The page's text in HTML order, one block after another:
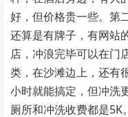
好，但价格贵一些。第
还算是有牌子，有网站
店，冲浪完毕可以在门
类，在沙滩边上，还有
小时就能搞定，但冲洗
厕所和冲洗收费都是5K。